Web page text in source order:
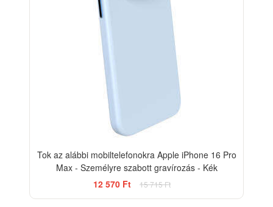
Tok az alábbi mobiltelefonokra Apple iPhone 16 Pro
Max - Személyre szabott gravírozás - Kék
12 570 Ft
15 715 Ft